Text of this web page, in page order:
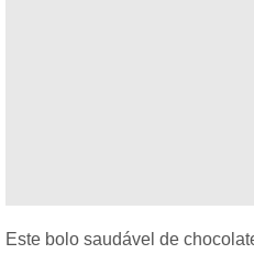
Este bolo saudável de